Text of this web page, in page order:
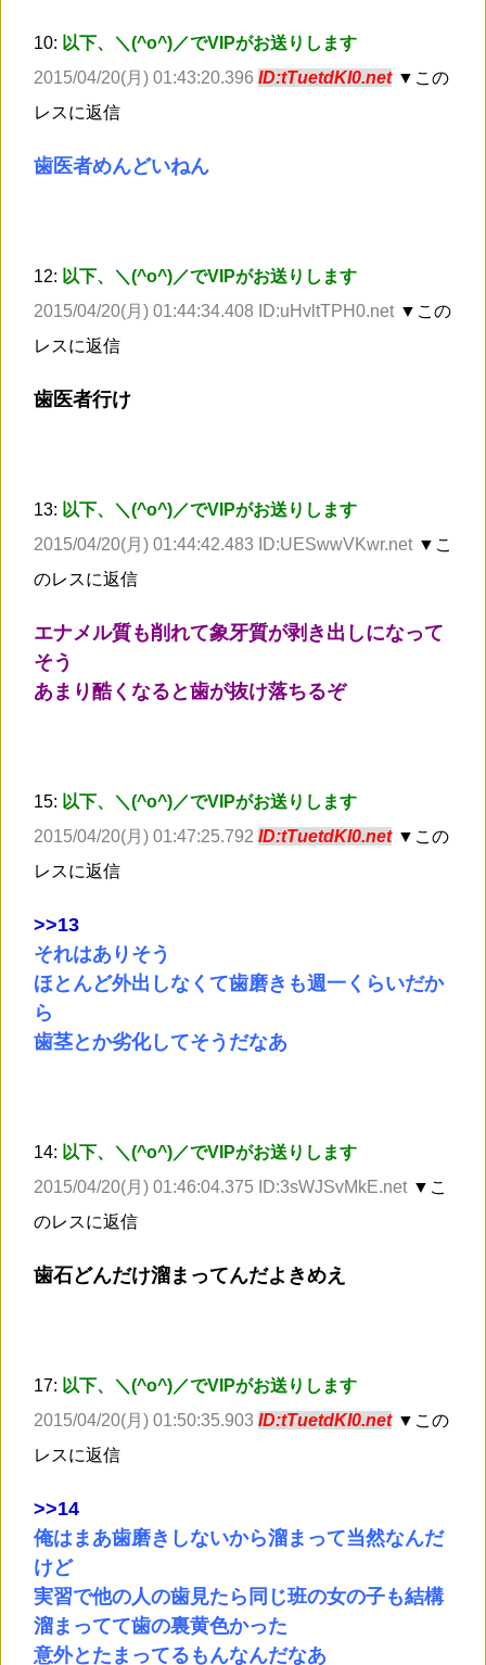
10: 以下、＼(^o^)／でVIPがお送りします
2015/04/20(月) 01:43:20.396 ID:tTuetdKI0.net ▼この
レスに返信
歯医者めんどいねん
12: 以下、＼(^o^)／でVIPがお送りします
2015/04/20(月) 01:44:34.408 ID:uHvltTPH0.net ▼この
レスに返信
歯医者行け
13: 以下、＼(^o^)／でVIPがお送りします
2015/04/20(月) 01:44:42.483 ID:UESwwVKwr.net ▼こ
のレスに返信
エナメル質も削れて象牙質が剥き出しになって
そう
あまり酷くなると歯が抜け落ちるぞ
15: 以下、＼(^o^)／でVIPがお送りします
2015/04/20(月) 01:47:25.792 ID:tTuetdKI0.net ▼この
レスに返信
>>13
それはありそう
ほとんど外出しなくて歯磨きも週一くらいだか
ら
歯茎とか劣化してそうだなあ
14: 以下、＼(^o^)／でVIPがお送りします
2015/04/20(月) 01:46:04.375 ID:3sWJSvMkE.net ▼こ
のレスに返信
歯石どんだけ溜まってんだよきめえ
17: 以下、＼(^o^)／でVIPがお送りします
2015/04/20(月) 01:50:35.903 ID:tTuetdKI0.net ▼この
レスに返信
>>14
俺はまあ歯磨きしないから溜まって当然なんだ
けど
実習で他の人の歯見たら同じ班の女の子も結構
溜まってて歯の裏黄色かった
意外とたまってるもんなんだなあ